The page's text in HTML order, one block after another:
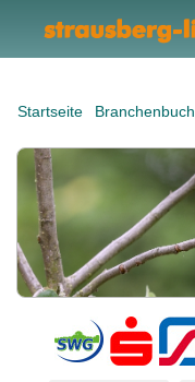
Startseite Branchenbuch